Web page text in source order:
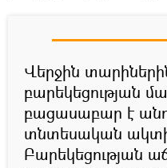
Վերջին
բարեկեցության
բացասաբար է
տնտեսական
Բարեկեցության